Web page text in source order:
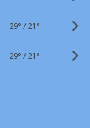
29° /21°
29° /21°